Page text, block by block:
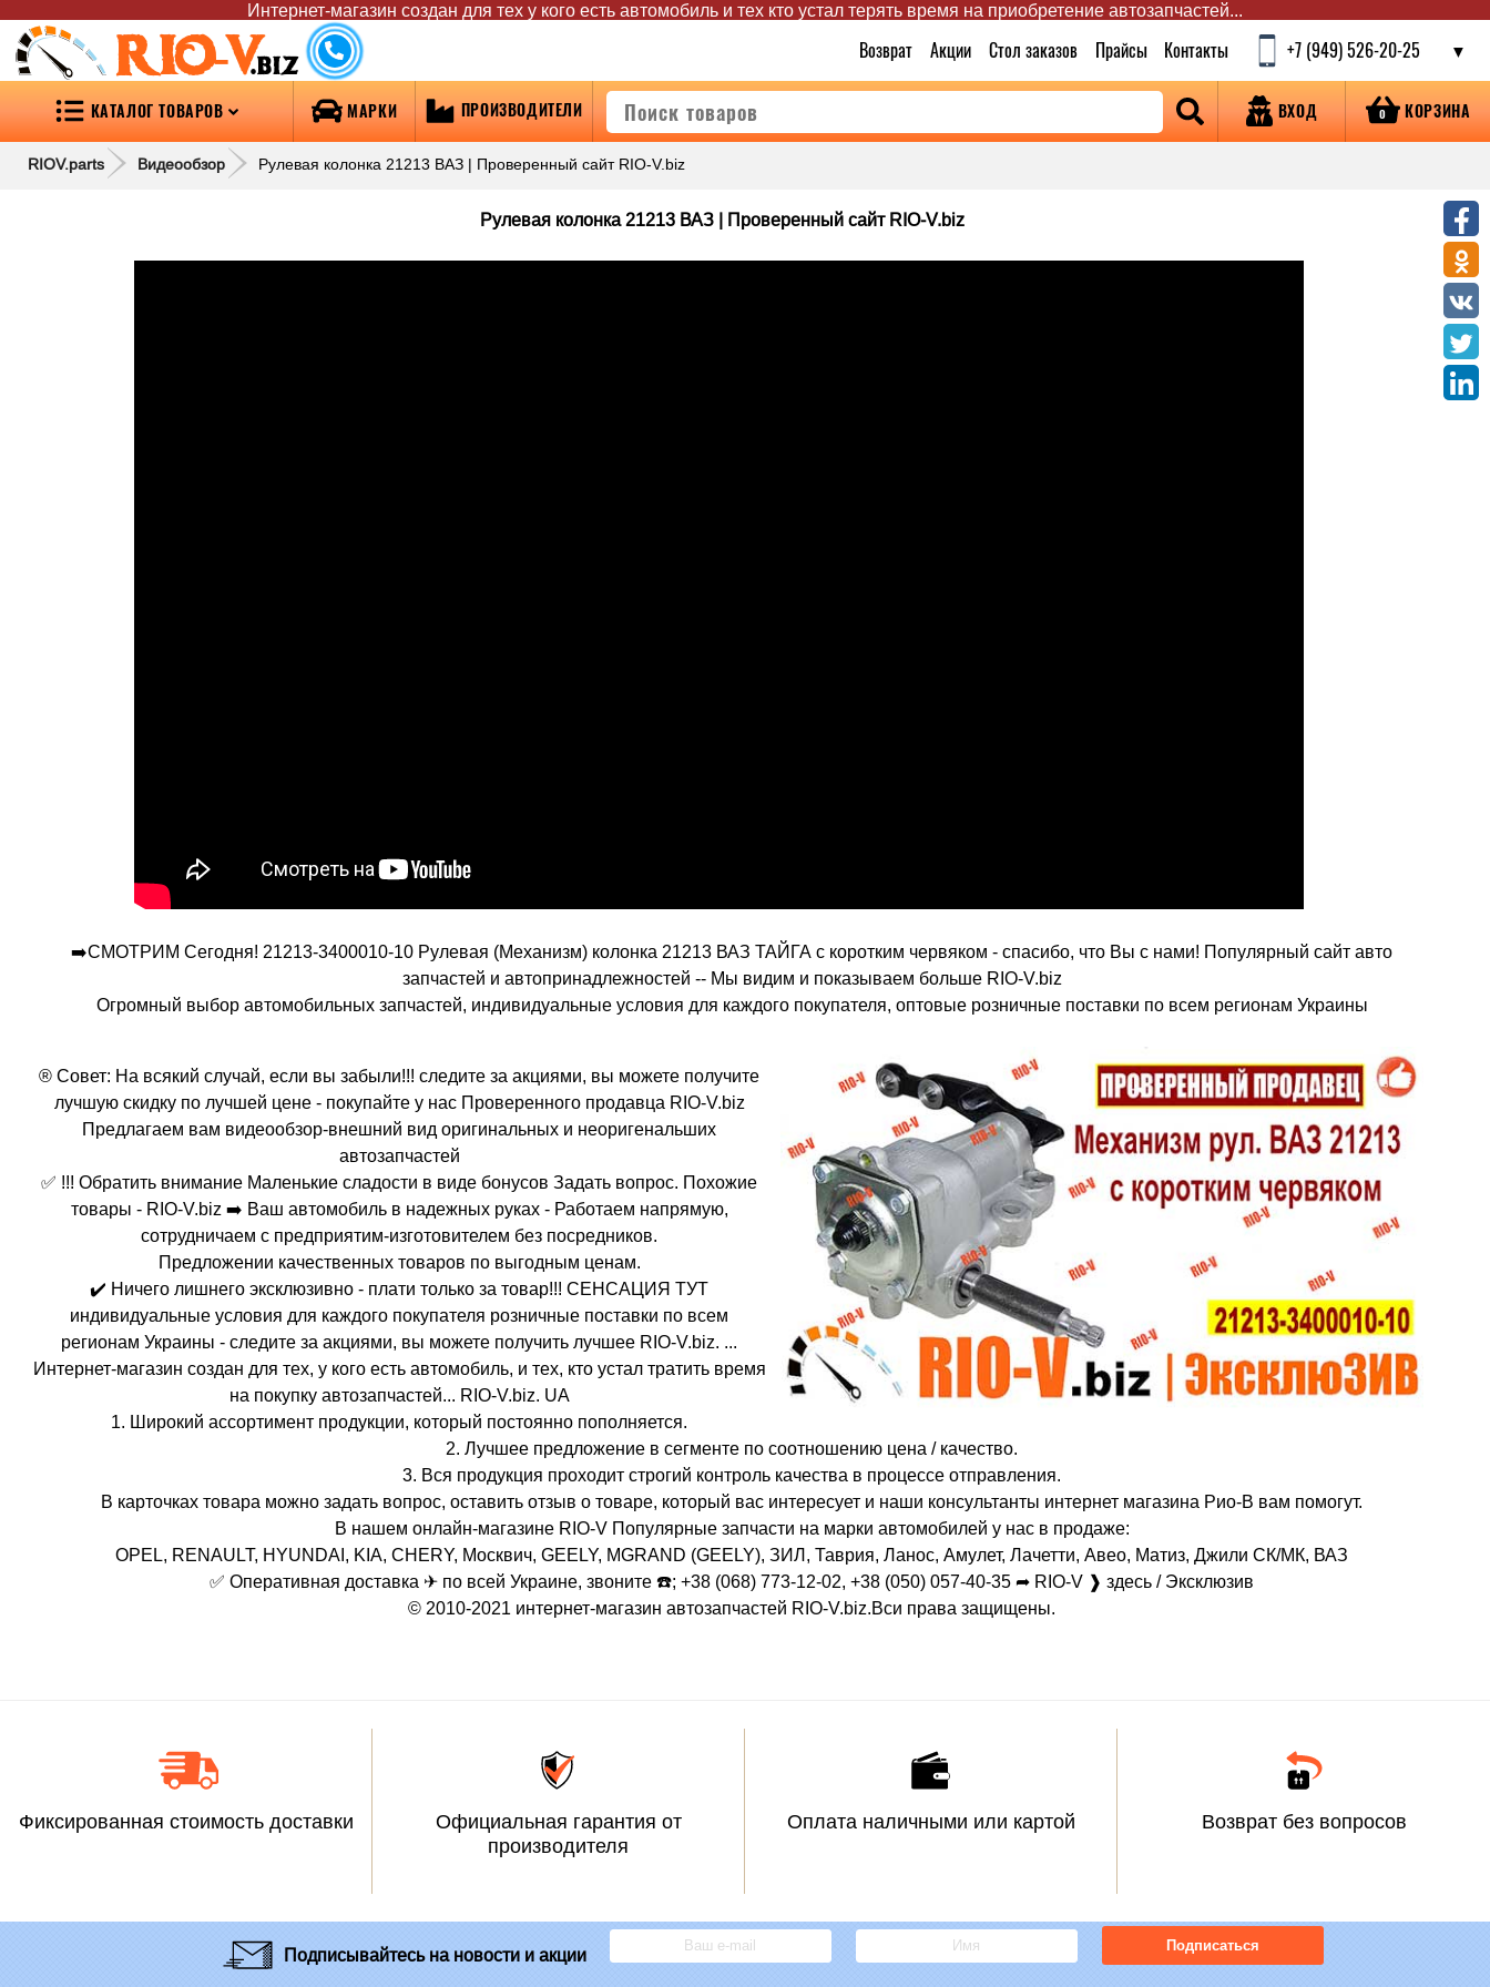
Интернет-магазин создан для тех у кого есть автомобиль и тех кто устал терять время на приобретение автозапчастей...
RIO-V.biz Возврат Акции Стол заказов Прайсы Контакты +7 (949) 526-20-25
КАТАЛОГ ТОВАРОВ МАРКИ ПРОИЗВОДИТЕЛИ ВХОД 0 КОРЗИНА
RIOV.parts Видеообзор Рулевая колонка 21213 ВАЗ | Проверенный сайт RIO-V.biz
Рулевая колонка 21213 ВАЗ | Проверенный сайт RIO-V.biz
➡️СМОТРИМ Сегодня! 21213-3400010-10 Рулевая (Механизм) колонка 21213 ВАЗ ТАЙГА с коротким червяком - спасибо, что Вы с нами! Популярный сайт авто
запчастей и автопринадлежностей -- Мы видим и показываем больше RIO-V.biz
Огромный выбор автомобильных запчастей, индивидуальные условия для каждого покупателя, оптовые розничные поставки по всем регионам Украины
® Совет: На всякий случай, если вы забыли!!! следите за акциями, вы можете получите
лучшую скидку по лучшей цене - покупайте у нас Проверенного продавца RIO-V.biz
Предлагаем вам видеообзор-внешний вид оригинальных и неоригенальших
автозапчастей
✅ !!! Обратить внимание Маленькие сладости в виде бонусов Задать вопрос. Похожие
товары - RIO-V.biz ➡️ Ваш автомобиль в надежных руках - Работаем напрямую,
сотрудничаем с предприятим-изготовителем без посредников.
Предложении качественных товаров по выгодным ценам.
✔️ Ничего лишнего эксклюзивно - плати только за товар!!! СЕНСАЦИЯ ТУТ
индивидуальные условия для каждого покупателя розничные поставки по всем
регионам Украины - следите за акциями, вы можете получить лучшее RIO-V.biz. ...
Интернет-магазин создан для тех, у кого есть автомобиль, и тех, кто устал тратить время
на покупку автозапчастей... RIO-V.biz. UA
1. Широкий ассортимент продукции, который постоянно пополняется.
2. Лучшее предложение в сегменте по соотношению цена / качество.
3. Вся продукция проходит строгий контроль качества в процессе отправления.
В карточках товара можно задать вопрос, оставить отзыв о товаре, который вас интересует и наши консультанты интернет магазина Рио-В вам помогут.
В нашем онлайн-магазине RIO-V Популярные запчасти на марки автомобилей у нас в продаже:
OPEL, RENAULT, HYUNDAI, KIA, CHERY, Москвич, GEELY, MGRAND (GEELY), ЗИЛ, Таврия, Ланос, Амулет, Лачетти, Авео, Матиз, Джили СК/МК, ВАЗ
✅ Оперативная доставка ✈ по всей Украине, звоните ☎️; +38 (068) 773-12-02, +38 (050) 057-40-35 ➦ RIO-V ❱ здесь / Эксклюзив
© 2010-2021 интернет-магазин автозапчастей RIO-V.biz.Вси права защищены.
Фиксированная стоимость доставки
Официальная гарантия от
производителя
Оплата наличными или картой Возврат без вопросов
Подписывайтесьна новости и акции Подписаться